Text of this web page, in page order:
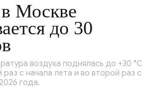
Москве
до 30
воздуха поднялась до +30 °C
раз с начала лета и во второй раз с
года.